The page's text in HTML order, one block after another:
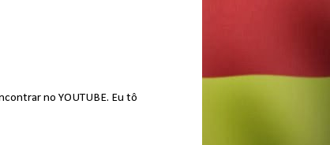
no YOUTUBE. Eu tô